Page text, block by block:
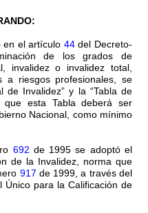
en el artículo 44del Decreto-
de los grados de
invalidez o invalidez total,
a riesgos profesionales, se
de Invalidez” y la “Tabla de
que esta Tabla deberá ser
Nacional, como mínimo
692 de 1995 se adoptó el
de la Invalidez, norma que
917 de 1999, a través del
para la Calificación de